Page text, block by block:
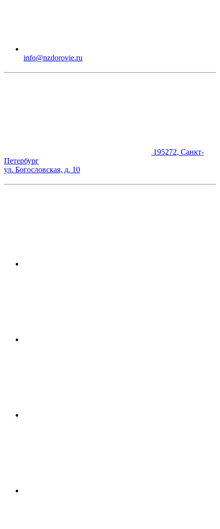
info@nzdorovie.ru
195272, Санкт-
Петербург
ул. Богословская, д. 10